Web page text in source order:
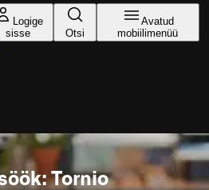
Logige
sisse
Otsi
Avatud
mobiilimenüü
Tornio